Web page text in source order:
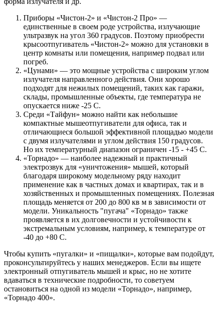
Приборы «Чистон-2» и «Чистон-2 Про» —
единственные в своем роде устройства, излучающие
ультразвук на угол 360 градусов. Поэтому приобрести
крысоотпугиватель «Чистон-2» можно для установки в
центр комнаты или помещения, например подвал или
погреб.
«Цунами» — это мощные устройства с широким углом
излучателя направленного действия. Они хорошо
подходят для нежилых помещений, таких как гаражи,
склады, промышленные объекты, где температура не
опускается ниже -25 C.
Среди «Тайфун» можно найти как небольшие
компактные мышеотпугиватели для офиса, так и
отличающиеся большой эффективной площадью модели
с двумя излучателями и углом действия 150 градусов.
Но их температурный диапазон ограничен -15 - +45 С.
«Торнадо» — наиболее надежный и практичный
электрозвук для «уничтожения» мышей, который
благодаря широкому модельному ряду находит
применение как в частных домах и квартирах, так и в
хозяйственных и промышленных помещениях. Полезная
площадь меняется от 200 до 800 кв м в зависимости от
модели. Уникальность "пугача" «Торнадо» также
проявляется в их долговечности и устойчивости к
экстремальным условиям, например, к температуре от
-40 до +80 С.
Чтобы купить «пугалки» и «пищалки», которые вам подойдут,
проконсультируйтесь у наших менеджеров. Если вы ищете
электронный отпугиватель мышей и крыс, но не хотите
вдаваться в технические подробности, то советуем
остановиться на одной из модели «Торнадо», например,
«Торнадо 400».